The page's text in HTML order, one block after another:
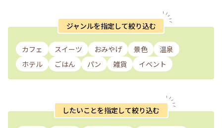
ジャンルを指定して絞り込む
カフェ スイーツ おみやげ 景色
温泉
ホテル
ごはん パン 雑貨 イベント
したいことを指定して絞り込む